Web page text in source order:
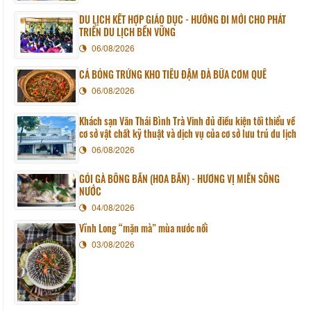
DU LỊCH KẾT HỢP GIÁO DỤC - HƯỚNG ĐI MỚI CHO PHÁT
TRIỂN DU LỊCH BỀN VỮNG
06/08/2026
CÁ BÓNG TRỨNG KHO TIÊU ĐẬM ĐÀ BỮA CƠM QUÊ
06/08/2026
Khách sạn Văn Thái Bình Trà Vinh đủ điều kiện tối thiểu về
cơ sở vật chất kỹ thuật và dịch vụ của cơ sở lưu trú du lịch
06/08/2026
GỎI GÀ BÔNG BẦN (HOA BẦN) - HƯƠNG VỊ MIỀN SÔNG
NƯỚC
04/08/2026
Vĩnh Long “mặn mà” mùa nước nổi
03/08/2026